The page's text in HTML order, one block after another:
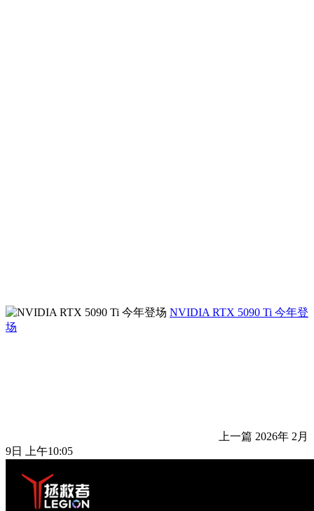
NVIDIA RTX 5090 Ti 今年登
场
上一篇 2026年 2月
9日 上午10:05